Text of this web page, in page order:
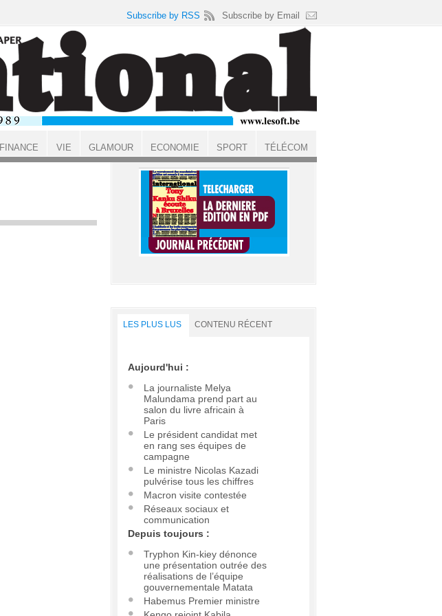
LES PLUS LUS CONTENU RÉCENT
Aujourd'hui :
La journaliste Melya
Malundama prend part au
salon du livre africain à
Paris
Le président candidat met
en rang ses équipes de
campagne
Le ministre Nicolas Kazadi
pulvérise tous les chiffres
Macron visite contestée
Réseaux sociaux et
communication
Depuis toujours :
Tryphon Kin-kiey dénonce
une présentation outrée des
réalisations de l’équipe
gouvernementale Matata
Habemus Premier ministre
Subscribe by RSS Subscribe by Email
FINANCE VIE GLAMOUR ECONOMIE SPORT TÉLÉCOM